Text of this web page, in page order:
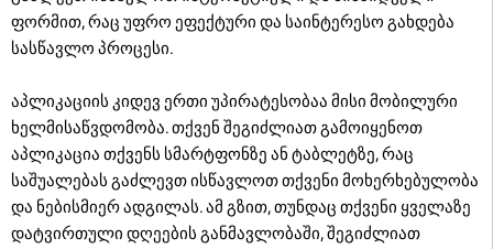
ფორმით, რაც უფრო ეფექტური და საინტერესო გახდება
სასწავლო პროცესი.
აპლიკაციის კიდევ ერთი უპირატესობაა მისი მობილური
ხელმისაწვდომობა. თქვენ შეგიძლიათ გამოიყენოთ
აპლიკაცია თქვენს სმარტფონზე ან ტაბლეტზე, რაც
საშუალებას გაძლევთ ისწავლოთ თქვენი მოხერხებულობა
და ნებისმიერ ადგილას. ამ გზით, თუნდაც თქვენი ყველაზე
დატვირთული დღეების განმავლობაში, შეგიძლიათ